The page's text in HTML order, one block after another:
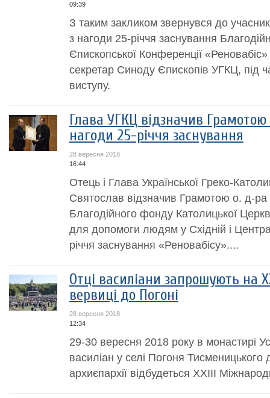
09:39
З таким закликом звернувся до
з нагоди 25-річчя заснування
Єпископської Конференції
секретар Синоду Єпископів УГКЦ, під
виступу.
Глава УГКЦ відзначив
нагоди 25-річчя заснування
28 вересня 2018
16:44
Отець і Глава Української Греко-
Святослав відзначив Грамотою о. д-ра
Благодійного фонду Католицької
для допомоги людям у Східній і
річчя заснування «Реновабісу»....
Отці василіани запрошують на
вервиці до Погоні
28 вересня 2018
12:34
29-30 вересня 2018 року в монастирі
василіан у селі Погоня Тисменицького
архиєпархії відбудеться XXIII